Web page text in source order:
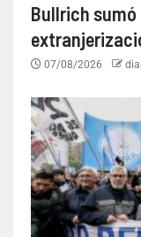
Bullrich
07/08/2026